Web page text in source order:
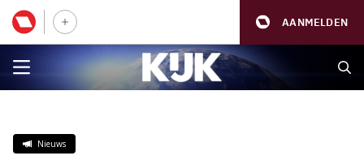
AANMELDEN
Nieuws